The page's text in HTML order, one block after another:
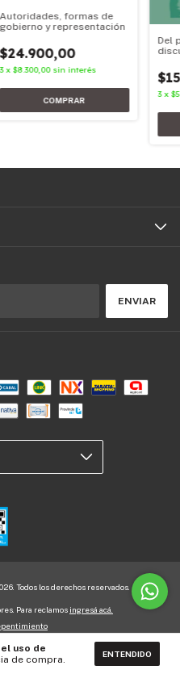
uso de
de compra. ENTENDIDO
Autoridades, formas de
gobierno y representación
$24.900,00
3 x$8.300,00 sin interés
Del
3 x
Todos los derechos reservados.
Para reclamos ingresá acá.